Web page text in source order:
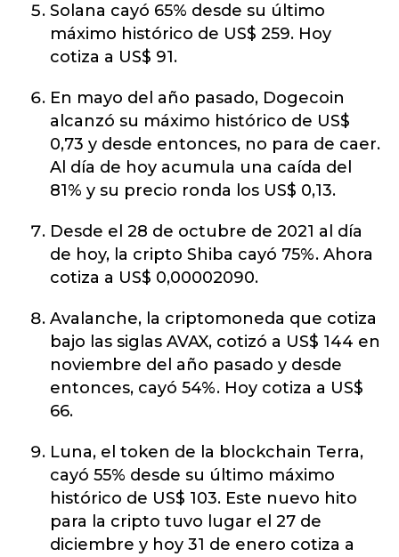
Solana cayó 65% desde su último
máximo histórico de US$ 259. Hoy
cotiza a US$ 91.
En mayo del año pasado, Dogecoin
alcanzó su máximo histórico de US$
0,73 y desde entonces, no para de caer.
Al día de hoy acumula una caída del
81% y su precio ronda los US$ 0,13.
Desde el 28 de octubre de 2021 al día
de hoy, la cripto Shiba cayó 75%. Ahora
cotiza a US$ 0,00002090.
Avalanche, la criptomoneda que cotiza
bajo las siglas AVAX, cotizó a US$ 144 en
noviembre del año pasado y desde
entonces, cayó 54%. Hoy cotiza a US$
66.
Luna, el token de la blockchain Terra,
cayó 55% desde su último máximo
histórico de US$ 103. Este nuevo hito
para la cripto tuvo lugar el 27 de
diciembre y hoy 31 de enero cotiza a